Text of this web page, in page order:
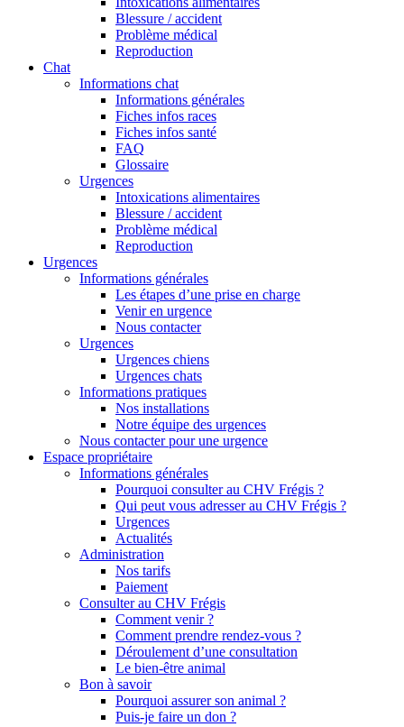
Blessure / accident
Problème médical
Reproduction
Chat
Informations chat
Informations générales
Fiches infos races
Fiches infos santé
FAQ
Glossaire
Urgences
Intoxications alimentaires
Blessure / accident
Problème médical
Reproduction
Urgences
Informations générales
Les étapes d’une prise en charge
Venir en urgence
Nous contacter
Urgences
Urgences chiens
Urgences chats
Informations pratiques
Nos installations
Notre équipe des urgences
Nous contacter pour une urgence
Espace propriétaire
Informations générales
Pourquoi consulter au CHV Frégis ?
Qui peut vous adresser au CHV Frégis ?
Urgences
Actualités
Administration
Nos tarifs
Paiement
Consulter au CHV Frégis
Comment venir ?
Comment prendre rendez-vous ?
Déroulement d’une consultation
Le bien-être animal
Bon à savoir
Pourquoi assurer son animal ?
Puis-je faire un don ?